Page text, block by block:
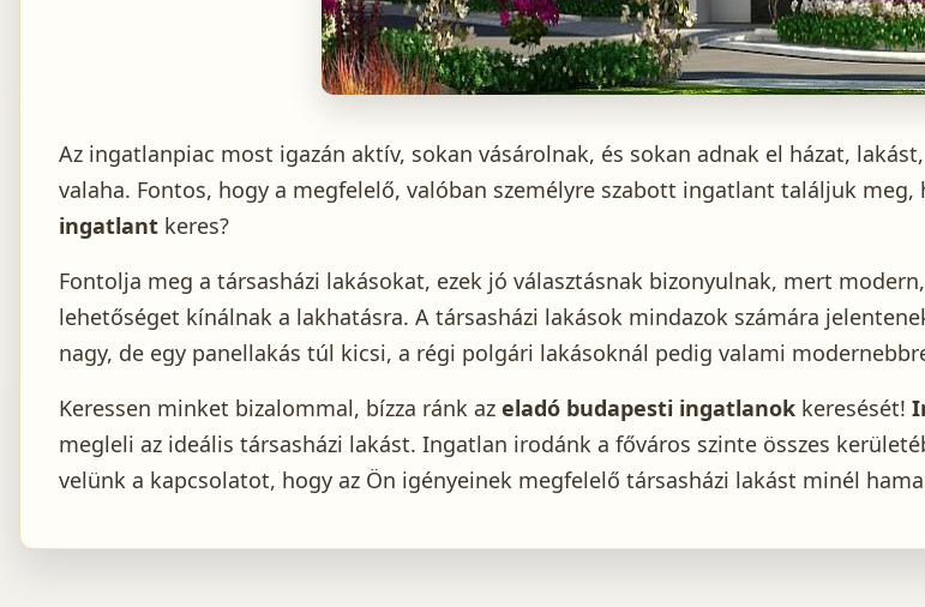
Az ingatlanpiac most igazán aktív, sokan vásárolnak, és sokan adnak el házat,
valaha. Fontos, hogy a megfelelő, valóban személyre szabott ingatlant találjuk
ingatlant keres?
Fontolja meg a társasházi lakásokat, ezek jó választásnak bizonyulnak, mert
lehetőséget kínálnak a lakhatásra. A társasházi lakások mindazok számára
nagy, de egy panellakás túl kicsi, a régi polgári lakásoknál pedig valami
Keressen minket bizalommal, bízza ránk az eladó budapesti ingatlanok keresését!
megleli az ideális társasházi lakást. Ingatlan irodánk a főváros szinte összes
velünk a kapcsolatot, hogy az Ön igényeinek megfelelő társasházi lakást minél